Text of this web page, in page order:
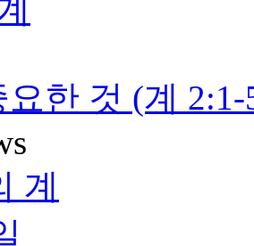
요한 것 (계 2:1-